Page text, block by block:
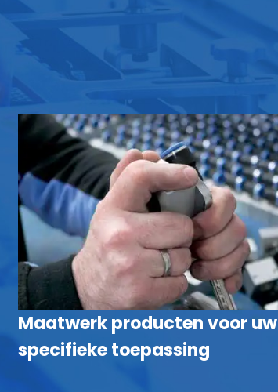
Maatwerk producten voor uw
specifieke toepassing